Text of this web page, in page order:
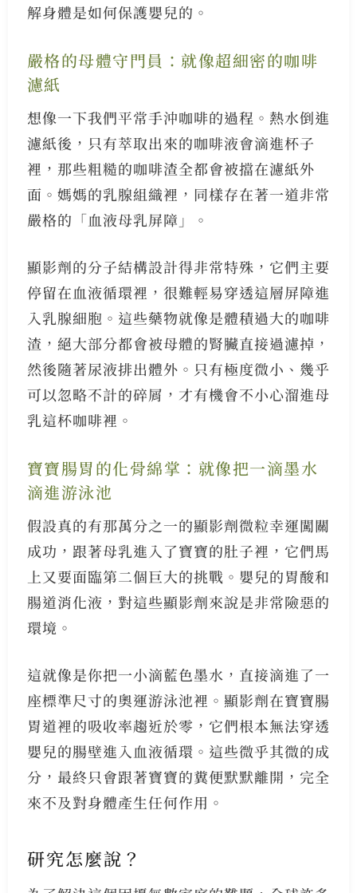
解身體是如何保護嬰兒的。
嚴格的母體守門員：就像超細密的咖啡
濾紙
想像一下我們平常手沖咖啡的過程。熱水倒進
濾紙後，只有萃取出來的咖啡液會滴進杯子
裡，那些粗糙的咖啡渣全都會被擋在濾紙外
面。媽媽的乳腺組織裡，同樣存在著一道非常
嚴格的「血液母乳屏障」。
顯影劑的分子結構設計得非常特殊，它們主要
停留在血液循環裡，很難輕易穿透這層屏障進
入乳腺細胞。這些藥物就像是體積過大的咖啡
渣，絕大部分都會被母體的腎臟直接過濾掉，
然後隨著尿液排出體外。只有極度微小、幾乎
可以忽略不計的碎屑，才有機會不小心溜進母
乳這杯咖啡裡。
寶寶腸胃的化骨綿掌：就像把一滴墨水
滴進游泳池
假設真的有那萬分之一的顯影劑微粒幸運闖關
成功，跟著母乳進入了寶寶的肚子裡，它們馬
上又要面臨第二個巨大的挑戰。嬰兒的胃酸和
腸道消化液，對這些顯影劑來說是非常險惡的
環境。
這就像是你把一小滴藍色墨水，直接滴進了一
座標準尺寸的奧運游泳池裡。顯影劑在寶寶腸
胃道裡的吸收率趨近於零，它們根本無法穿透
嬰兒的腸壁進入血液循環。這些微乎其微的成
分，最終只會跟著寶寶的糞便默默離開，完全
來不及對身體產生任何作用。
研究怎麼說？